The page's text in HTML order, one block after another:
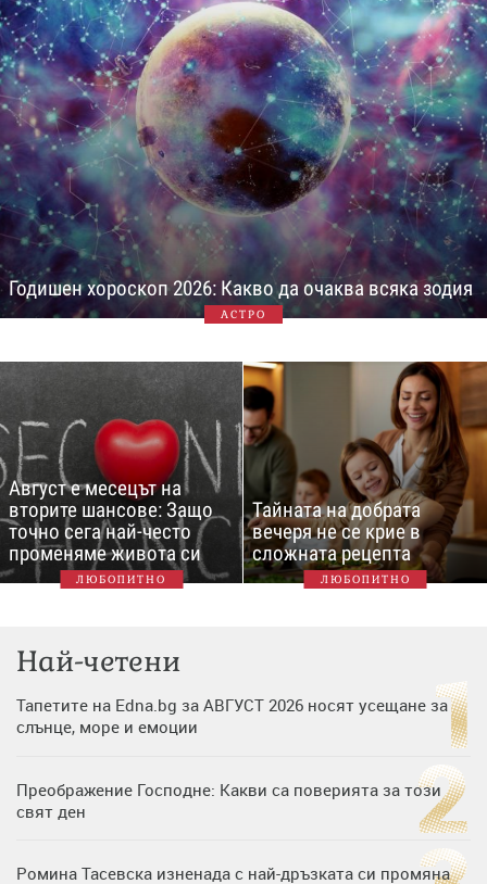
Годишен хороскоп 2026: Какво да очаква всяка зодия
АСТРО
Август е месецът на
вторите шансове: Защо
точно сега най-често
променяме живота си
ЛЮБОПИТНО
Тайната на добрата
вечеря не се крие в
сложната рецепта
ЛЮБОПИТНО
Най-четени
Тапетите на Edna.bg за АВГУСТ 2026 носят усещане за
слънце, море и емоции
Преображение Господне: Какви са поверията за този
свят ден
Ромина Тасевска изненада с най-дръзката си промяна